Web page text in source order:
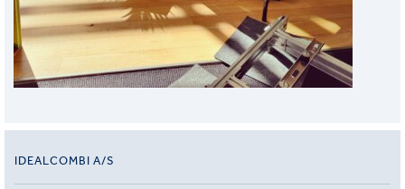
IDEALCOMBI A/S